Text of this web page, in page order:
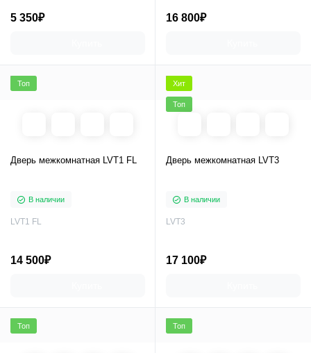
5 350₽ 16 800₽
Топ
Дверь межкомнатная LVT1 FL
В наличии
LVT1 FL
14 500₽
Хит
Топ
Дверь межкомнатная LVT3
В наличии
LVT3
17 100₽
Топ Топ